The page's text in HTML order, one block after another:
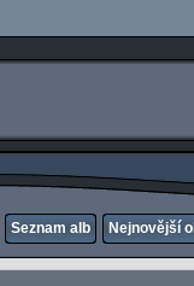
Seznam alb Nejnovější